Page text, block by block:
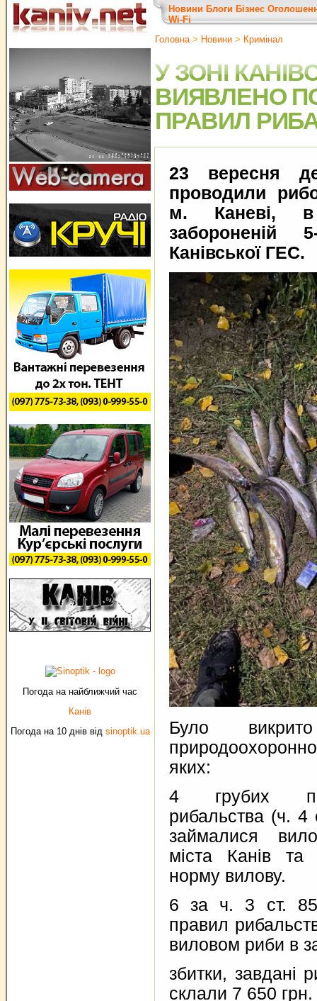
Погода на найближчий час
Канів
Погода на 10 днів від sinoptik.ua
Новини Блоги Бізнес
Wi-Fi
Головна> Новини > Кримінал
У ЗОНІ
ВИЯВЛЕНО
ПРАВИЛ
23 вересня
проводили
м. Каневі,
забороненій
Канівської ГЕС.
Було
яких:
4 грубих
рибальства (ч.
займалися
міста Канів
норму вилову.
6 за ч. 3 ст.
правил
виловом риби в
збитки, завдані
склали 7 650 грн.